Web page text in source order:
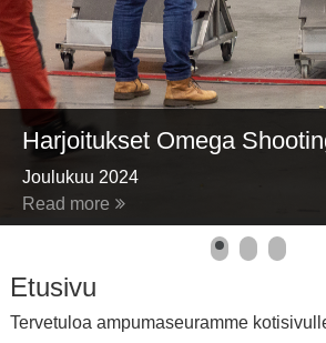
Harjoitukset Omega
Joulukuu 2024
Read more
Etusivu
Tervetuloa ampumaseuramme